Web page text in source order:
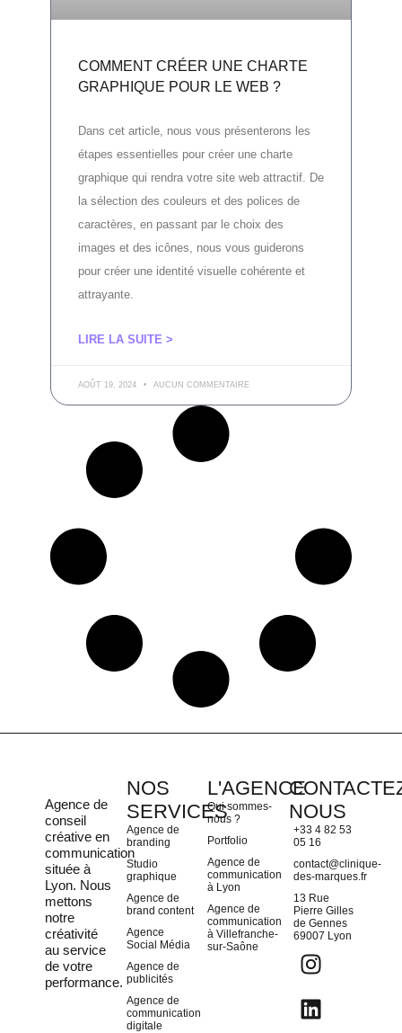
COMMENT CRÉER UNE CHARTE
GRAPHIQUE POUR LE WEB ?
Dans cet article, nous vous présenterons les
étapes essentielles pour créer une charte
graphique qui rendra votre site web attractif. De
la sélection des couleurs et des polices de
caractères, en passant par le choix des
images et des icônes, nous vous guiderons
pour créer une identité visuelle cohérente et
attrayante.
LIRE LA SUITE >
AOÛT 19, 2024 AUCUN COMMENTAIRE
Agence de
conseil
créative en
communication
située à
Lyon. Nous
mettons
notre
créativité
au service
de votre
performance.
NOS
SERVICES
Agence de
branding
Studio
graphique
Agence de
brand content
Agence
Social Média
Agence de
publicités
Agence de
communication
digitale
L'AGENCE
Qui sommes-
nous ?
Portfolio
Agence de
communication
à Lyon
Agence de
communication
à Villefranche-
sur-Saône
NOUS
+33 4 82 53
05 16
contact@clinique-
des-marques.fr
13 Rue
Pierre Gilles
de Gennes
69007 Lyon